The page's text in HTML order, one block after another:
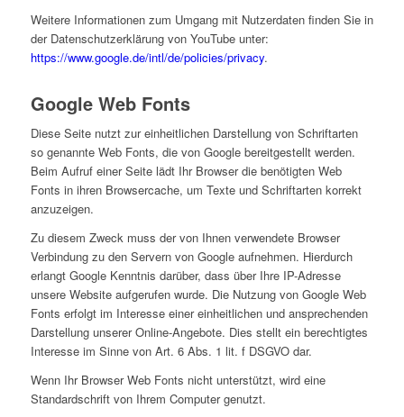
Weitere Informationen zum Umgang mit Nutzerdaten finden Sie in
der Datenschutzerklärung von YouTube unter:
https://www.google.de/intl/de/policies/privacy.
Google Web Fonts
Diese Seite nutzt zur einheitlichen Darstellung von Schriftarten
so genannte Web Fonts, die von Google bereitgestellt werden.
Beim Aufruf einer Seite lädt Ihr Browser die benötigten Web
Fonts in ihren Browsercache, um Texte und Schriftarten korrekt
anzuzeigen.
Zu diesem Zweck muss der von Ihnen verwendete Browser
Verbindung zu den Servern von Google aufnehmen. Hierdurch
erlangt Google Kenntnis darüber, dass über Ihre IP-Adresse
unsere Website aufgerufen wurde. Die Nutzung von Google Web
Fonts erfolgt im Interesse einer einheitlichen und ansprechenden
Darstellung unserer Online-Angebote. Dies stellt ein berechtigtes
Interesse im Sinne von Art. 6 Abs. 1 lit. f DSGVO dar.
Wenn Ihr Browser Web Fonts nicht unterstützt, wird eine
Standardschrift von Ihrem Computer genutzt.